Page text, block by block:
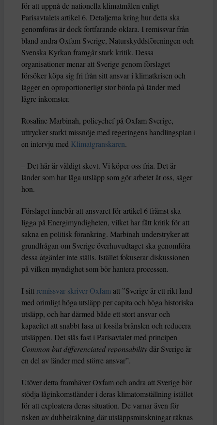
för att uppnå de nationella klimatmålen enligt
Parisavtalets artikel 6. Detaljerna kring hur detta ska
genomföras är dock fortfarande oklara. I remissvar från
bland andra Oxfam Sverige, Naturskyddsföreningen och
Svenska Kyrkan framgår stark kritik. Dessa
organisationer menar att Sverige genom förslaget
försöker köpa sig fri från sitt ansvar i klimatkrisen och
lägger en oproportionerligt stor börda på länder med
lägre inkomster.
Rosaline Marbinah, policychef på Oxfam Sverige,
uttrycker starkt missnöje med regeringens handlingsplan i
en intervju med Klimatgranskaren.
– Det här är väldigt skevt. Vi köper oss fria. Det är
länder som har låga utsläpp som gör arbetet åt oss, säger
hon.
Förslaget innebär att ansvaret för artikel 6 främst ska
ligga på Energimyndigheten, vilket har fått kritik för att
sakna en politisk förankring. Marbinah understryker att
grundfrågan om Sverige överhuvudtaget ska genomföra
dessa åtgärder inte ställs. Istället fokuserar diskussionen
på vilken myndighet som bör hantera processen.
I sitt remissvar skriver Oxfam att ”Sverige är ett rikt land
med orimligt höga utsläpp per capita och höga historiska
utsläpp, och har därmed både ett stort ansvar och
kapacitet att snabbt fasa ut fossila bränslen och reducera
utsläppen. Det slås fast i Parisavtalet med principen
Common but differenciated reponsabilitydär Sverige är
en del av länder med större ansvar”.
Utöver detta framhäver Oxfam och andra att Sverige bör
stödja låginkomstländer i deras klimatomställning istället
för att exploatera deras situation. De varnar även för
risken av dubbelräkning där utsläppsminskningar räknas